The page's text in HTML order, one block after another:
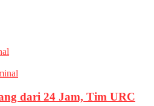
dari 24 Jam, Tim URC